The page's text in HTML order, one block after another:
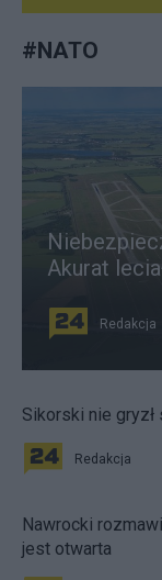
#NATO
Akurat
Redakcja
Sikorski nie gryzł
Redakcja
Nawrocki
jest otwarta